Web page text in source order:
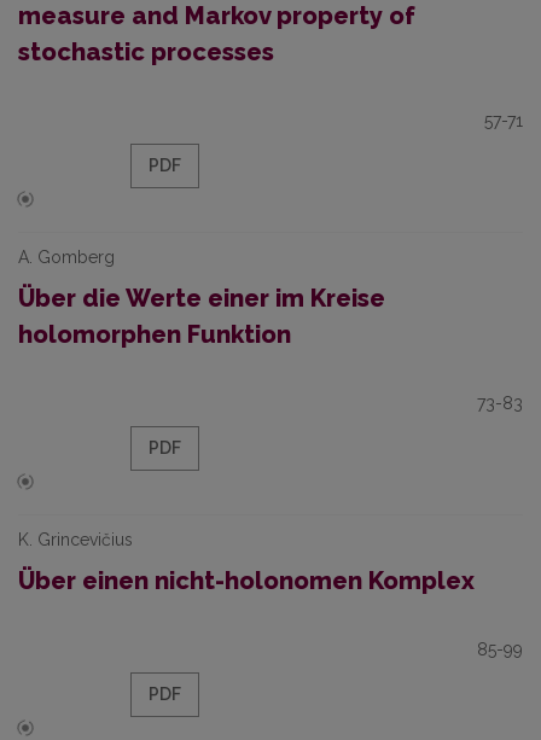
measure and Markov property of
stochastic processes
57-71
PDF
A. Gomberg
Über die Werte einer im Kreise
holomorphen Funktion
73-83
PDF
K. Grincevičius
Über einen nicht-holonomen Komplex
85-99
PDF